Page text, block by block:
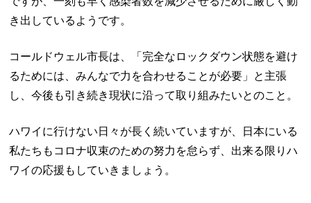
き出しているようです。
コールドウェル市長は、「完全なロックダウン状態を避け
るためには、みんなで力を合わせることが必要」と主張
し、今後も引き続き現状に沿って取り組みたいとのこと。
ハワイに行けない日々が長く続いていますが、日本にいる
私たちもコロナ収束のための努力を怠らず、出来る限りハ
ワイの応援もしていきましょう。